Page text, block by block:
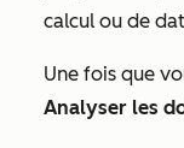
calcul ou de
Une fois que
Analyser les